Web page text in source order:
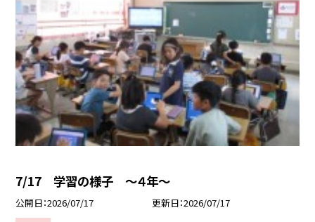
7/17 学習の様子 ～４年～
公開日 2026/07/17 更新日 2026/07/17